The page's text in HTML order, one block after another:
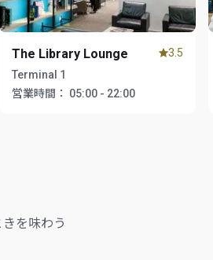
The Library Lounge
Terminal 1
営業時間：
05:00 - 22:00
3.5
を味わう